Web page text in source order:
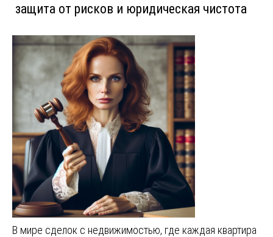
защита от рисков и юридическая чистота
В мире сделок с недвижимостью, где каждая квартира